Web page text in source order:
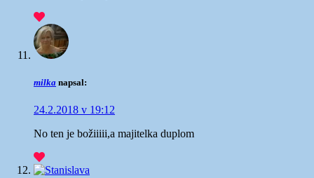
milka napsal:
24.2.2018 v 19:12
No ten je božiiiii,a majitelka duplom